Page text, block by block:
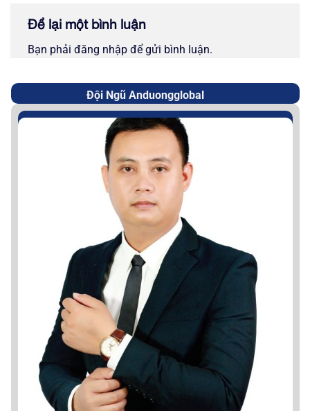
Để lại một bình luận
Bạn phải đăng nhập để gửi bình luận.
Đội Ngũ Anduongglobal